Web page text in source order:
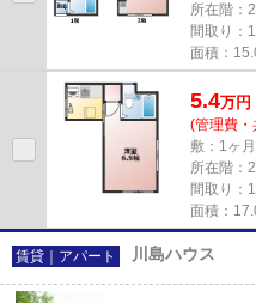
所在階：
間取り：
面積：
5.4万円
(管理費
敷：1ヶ
所在階：
間取り：
面積：
賃貸｜アパート 川島ハウス